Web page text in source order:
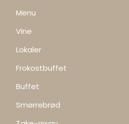
Menu
Vine
Lokaler
Frokostbuffet
Buffet
Smørrebrød